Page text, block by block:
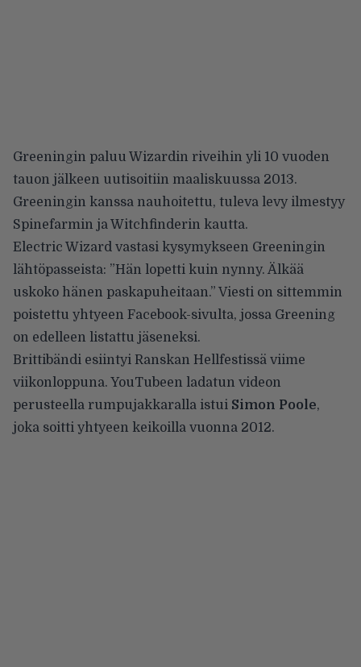
Greeningin paluu Wizardin riveihin yli 10 vuoden
tauon jälkeen uutisoitiin maaliskuussa 2013.
Greeningin kanssa nauhoitettu, tuleva levy ilmestyy
Spinefarmin ja Witchfinderin kautta.
Electric Wizard vastasi kysymykseen Greeningin
lähtöpasseista: ”Hän lopetti kuin nynny. Älkää
uskoko hänen paskapuheitaan.” Viesti on sittemmin
poistettu yhtyeen Facebook-sivulta, jossa Greening
on edelleen listattu jäseneksi.
Brittibändi esiintyi Ranskan Hellfestissä viime
viikonloppuna. YouTubeen ladatun videon
perusteella rumpujakkaralla istui Simon Poole,
joka soitti yhtyeen keikoilla vuonna 2012.